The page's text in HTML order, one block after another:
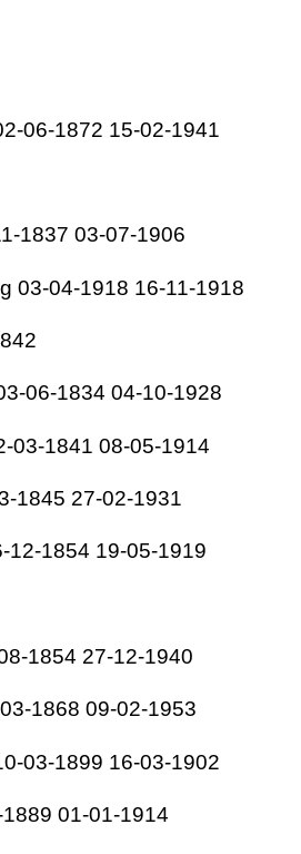
06-1872 15-02-1941
1837 03-07-1906
03-04-1918 16-11-1918
06-1834 04-10-1928
03-1841 08-05-1914
1845 27-02-1931
12-1854 19-05-1919
1854 27-12-1940
1868 09-02-1953
03-1899 16-03-1902
01-01-1914